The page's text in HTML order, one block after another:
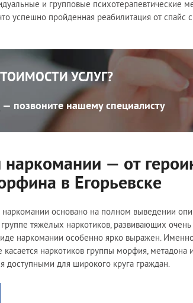
и групповые психотерапевтические
успешно пройденная реабилитация от спайс
УСЛУГ?
— позвоните нашему специалисту
— от
в Егорьевске
основано на полном выведении
группе тяжёлых наркотиков, развивающих
наркомании особенно ярко выражен.
касается наркотиков группы морфия, метадона
доступными для широкого круга граждан.